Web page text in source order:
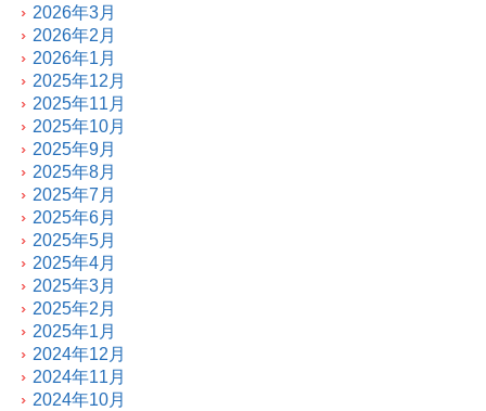
2026年3月
2026年2月
2026年1月
2025年12月
2025年11月
2025年10月
2025年9月
2025年8月
2025年7月
2025年6月
2025年5月
2025年4月
2025年3月
2025年2月
2025年1月
2024年12月
2024年11月
2024年10月